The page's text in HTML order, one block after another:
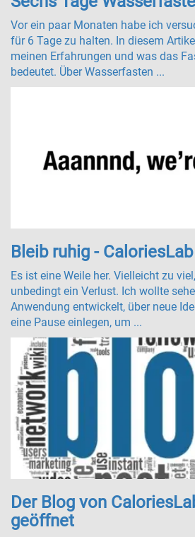
Vor ein paar Monaten habe ich
für 6 Tage zu halten. In diesem
meinen Erfahrungen und was das
bedeutet. Über Wasserfasten ...
Bleib ruhig -
Es ist eine Weile her. Vielleicht zu
unbedingt ein Verlust. Ich wollte
Anwendung entwickelt, über neue
eine Pause einlegen, um ...
Der Blog von
geöffnet